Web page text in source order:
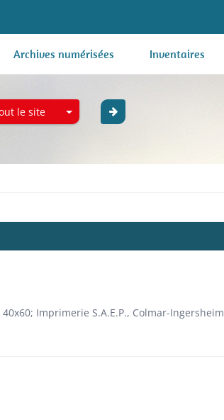
Archives numérisées Inventaires
le site
Imprimerie S.A.E.P., Colmar-Ingersheim